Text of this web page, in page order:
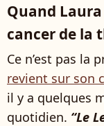
Quand
cancer de la
Ce n’est pas la
revient sur son
il y a quelques
quotidien. “Le